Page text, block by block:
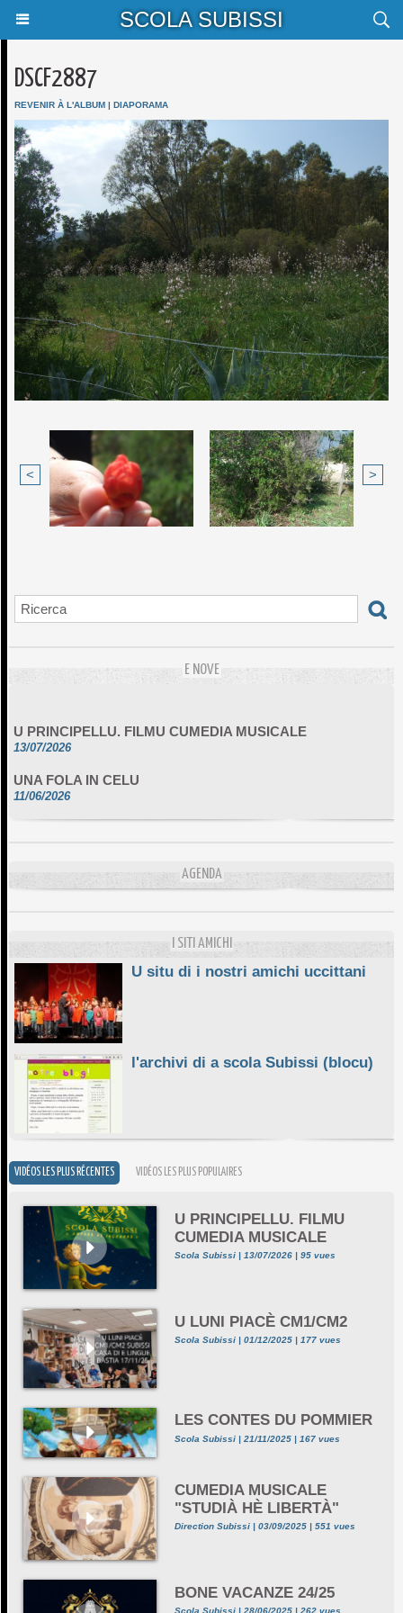
SCOLA SUBISSI
DSCF2887
REVENIR À L'ALBUM | DIAPORAMA
< >
E NOVE
13/07/2026
11/06/2026
DA SCIMULÌ
AGENDA
I SITI AMICHI
U situ di i nostri amichi uccittani
l'archivi di a scola Subissi (blocu)
VIDÉOS LES PLUS RÉCENTES VIDÉOS LES PLUS POPULAIRES
U PRINCIPELLU. FILMU
CUMEDIA MUSICALE
Scola Subissi | 13/07/2026 | 95 vues
U LUNI PIACÈ CM1/CM2
Scola Subissi | 01/12/2025 | 177 vues
LES CONTES DU POMMIER
Scola Subissi | 21/11/2025 | 167 vues
CUMEDIA MUSICALE
"STUDIÀ HÈ LIBERTÀ"
Direction Subissi | 03/09/2025 | 551 vues
BONE VACANZE 24/25
Scola Subissi | 28/06/2025 | 262 vues